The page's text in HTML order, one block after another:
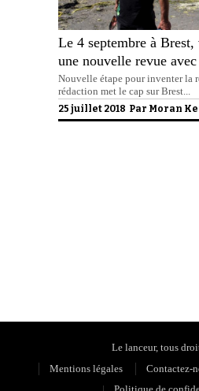
Le 4 septembre à
une nouvelle revue
Nouvelle étape pour inventer la
rédaction met le cap sur Brest...
25 juillet 2018 Par Moran
Le lanceur, tous
Mentions légales
Contactez-